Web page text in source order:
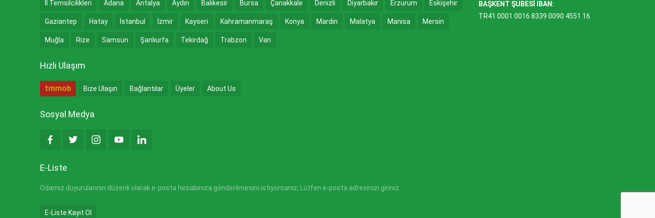
İl Temsilcilikleri Adana Antalya Aydın Balıkesir Bursa Çanakkale Denizli Diyarbakır Erzurum Eskişehir
Gaziantep Hatay İstanbul İzmir Kayseri Kahramanmaraş Konya Mardin Malatya Manisa Mersin
Muğla Rize Samsun Şanlıurfa Tekirdağ Trabzon Van
Hızlı Ulaşım
tmmob Bize Ulaşın Bağlantılar Üyeler About Us
Sosyal Medya
E-Liste
Odamız duyurularının düzenli olarak e-posta hesabınıza gönderilmesini istiyorsanız; Lütfen e-posta adresinizi giriniz.
E-Liste Kayıt Ol
BAŞKENT ŞUBESİ IBAN:
TR41 0001 0016 8339 0090 4551 16